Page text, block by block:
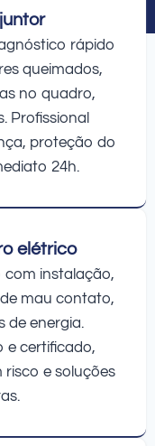
rápido
queimados,
no quadro,
Profissional
proteção do
24h.
elétrico
com instalação,
mau contato,
de energia.
e certificado,
e soluções